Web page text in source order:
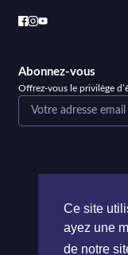
Abonnez-vous
Offrez-vous le privilège
Ce site
ayez une
de notre